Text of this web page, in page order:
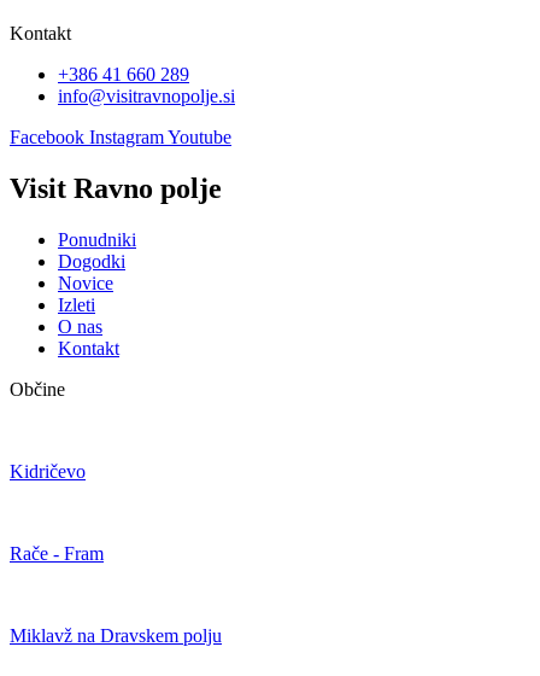
Kontakt
+386 41 660 289
info@visitravnopolje.si
Facebook InstagramYoutube
Visit Ravno polje
Ponudniki
Dogodki
Novice
Izleti
O nas
Kontakt
Občine
Kidričevo
Rače - Fram
Miklavž na Dravskem polju